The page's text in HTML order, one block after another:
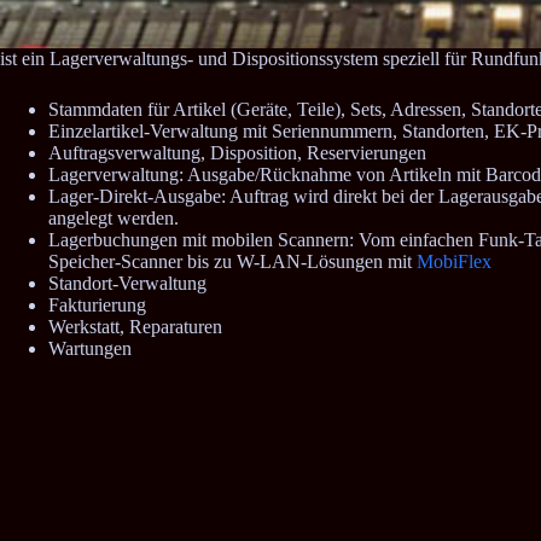
ist ein Lagerverwaltungs- und Dispositionssystem speziell für
Stammdaten für Artikel (Geräte, Teile), Sets, Adressen,
Einzelartikel-Verwaltung mit Seriennummern, Standorten, EK-
Auftragsverwaltung, Disposition, Reservierungen
Lagerverwaltung: Ausgabe/Rücknahme von Artikeln mit
Lager-Direkt-Ausgabe: Auftrag wird direkt bei der
angelegt werden.
Lagerbuchungen mit mobilen Scannern: Vom einfachen Funk-
Speicher-Scanner bis zu W-LAN-Lösungen mit MobiFlex
Standort-Verwaltung
Fakturierung
Werkstatt, Reparaturen
Wartungen